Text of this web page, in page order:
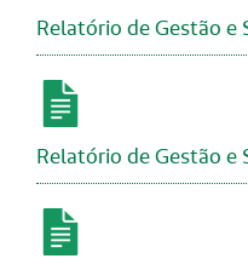
Relatório de Gestão
Relatório de Gestão